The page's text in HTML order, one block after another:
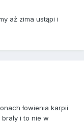
aż zima ustąpi i
łowienia karpii
i to nie w